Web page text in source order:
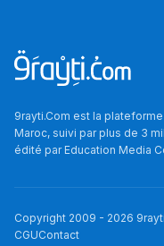
9rayti.Com est la
Maroc, suivi par plus de 3
édité parEducation Media
Copyright 2009 - 2026
CGUContact